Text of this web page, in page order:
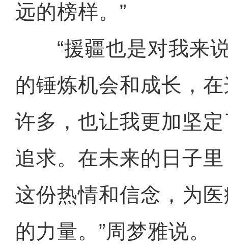
远的榜样。”
“援疆也是对我来说
的锤炼机会和成长，
许多，也让我更加坚
追求。在未来的日子
这份热情和信念，为
的力量。”周梦雅说。